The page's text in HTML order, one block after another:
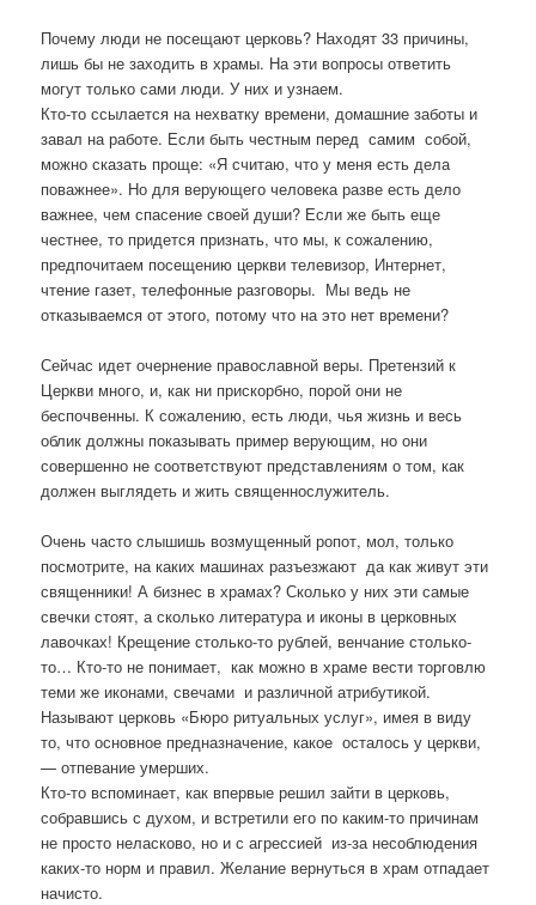
Почему люди не посещают церковь? Находят 33 причины,
лишь бы не заходить в храмы. На эти вопросы ответить
могут только сами люди. У них и узнаем.
Кто-то ссылается на нехватку времени, домашние заботы и
завал на работе. Если быть честным перед самим собой,
можно сказать проще: «Я считаю, что у меня есть дела
поважнее». Но для верующего человека разве есть дело
важнее, чем спасение своей души? Если же быть еще
честнее, то придется признать, что мы, к сожалению,
предпочитаем посещению церкви телевизор, Интернет,
чтение газет, телефонные разговоры. Мы ведь не
отказываемся от этого, потому что на это нет времени?
Сейчас идет очернение православной веры. Претензий к
Церкви много, и, как ни прискорбно, порой они не
беспочвенны. К сожалению, есть люди, чья жизнь и весь
облик должны показывать пример верующим, но они
совершенно не соответствуют представлениям о том, как
должен выглядеть и жить священнослужитель.
Очень часто слышишь возмущенный ропот, мол, только
посмотрите, на каких машинах разъезжают да как живут эти
священники! А бизнес в храмах? Сколько у них эти самые
свечки стоят, а сколько литература и иконы в церковных
лавочках! Крещение столько-то рублей, венчание столько-
то… Кто-то не понимает, как можно в храме вести торговлю
теми же иконами, свечами и различной атрибутикой.
Называют церковь «Бюро ритуальных услуг», имея в виду
то, что основное предназначение, какое осталось у церкви,
— отпевание умерших.
Кто-то вспоминает, как впервые решил зайти в церковь,
собравшись с духом, и встретили его по каким-то причинам
не просто неласково, но и с агрессией из-за несоблюдения
каких-то норм и правил. Желание вернуться в храм отпадает
начисто.